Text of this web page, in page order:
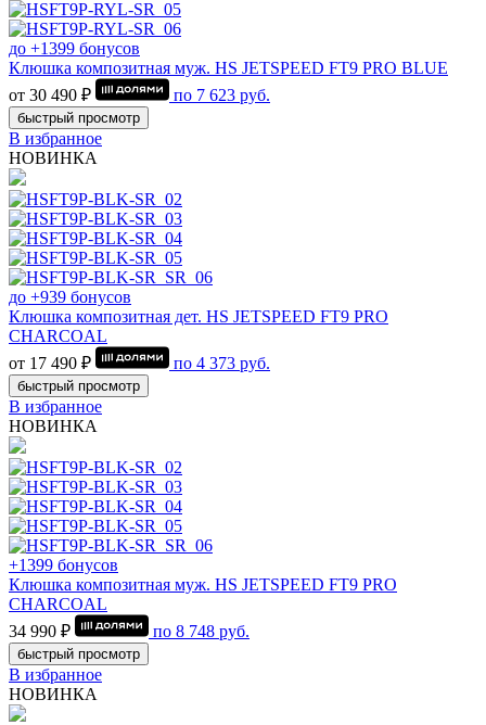
до +1399 бонусов
Клюшка композитная муж. HS JETSPEED FT9 PRO BLUE
от 30 490 ₽
по 7 623 руб.
быстрый просмотр
В избранное
НОВИНКА
до +939 бонусов
Клюшка композитная дет. HS JETSPEED FT9 PRO
CHARCOAL
от 17 490 ₽
по 4 373 руб.
быстрый просмотр
В избранное
НОВИНКА
+1399 бонусов
Клюшка композитная муж. HS JETSPEED FT9 PRO
CHARCOAL
34 990 ₽
по 8 748 руб.
быстрый просмотр
В избранное
НОВИНКА